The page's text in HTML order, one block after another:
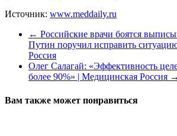
Источник: www.meddaily.ru
← Российские врачи боятся
Путин поручил исправить
Россия
Олег Салагай: «Эффективность
более 90%» | Медицинская Россия →
Вам также может понравиться